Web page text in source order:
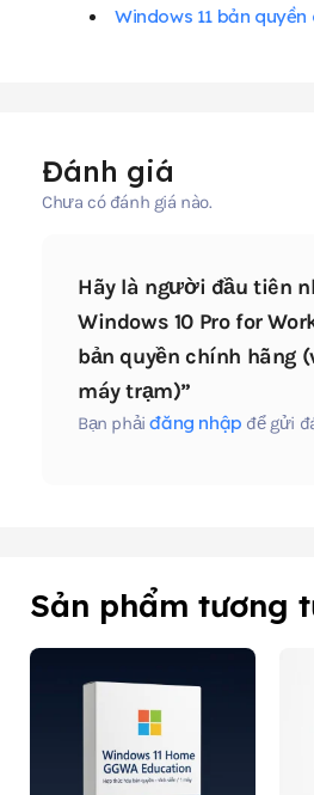
Windows 11 bản
Đánh giá
Chưa có đánh giá nào.
Hãy là người đầu tiên
Windows 10 Pro for
bản quyền chính hãng
máy trạm)”
Bạn phảiđăng nhập để gửi
Sản phẩm tương